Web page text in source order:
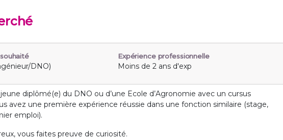
DNO)
Expérience professionnelle
Moins de 2 ans d'exp
diplômé(e) du DNO ou d’une Ecole d’Agronomie avec un cursus
avez une première expérience réussie dans une fonction similaire (stage,
emploi).
vous faites preuve de curiosité.